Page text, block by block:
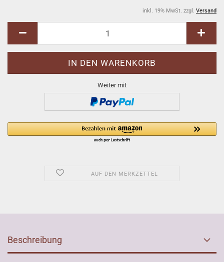
inkl. 19% MwSt. zzgl. Versand
Weiter mit
AUF DEN MERKZETTEL
Beschreibung